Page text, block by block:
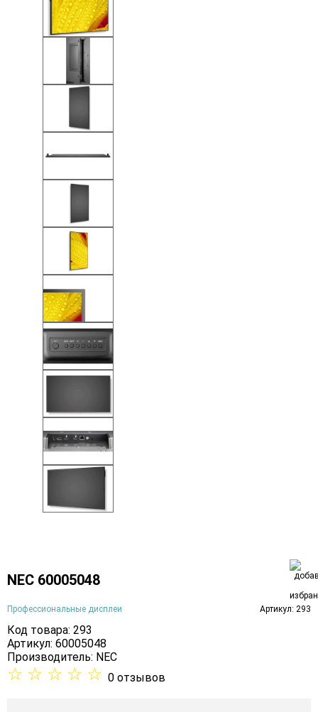
NEC 60005048
Профессиональные дисплеи Артикул: 293
Код товара: 293
Артикул: 60005048
Производитель: NEC
☆ ☆ ☆ ☆ ☆ 0 отзывов